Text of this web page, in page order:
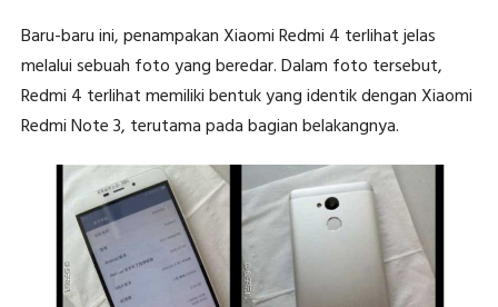
Baru-baru ini, penampakan Xiaomi Redmi 4 terlihat jelas
melalui sebuah foto yang beredar. Dalam foto tersebut,
Redmi 4 terlihat memiliki bentuk yang identik dengan Xiaomi
Redmi Note 3, terutama pada bagian belakangnya.